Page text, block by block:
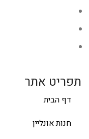
תפריט אתר
דף הבית
חנות אונליין